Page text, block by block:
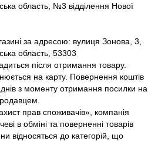
область, №3 відділення Нової
за адресою: вулиця Зонова, 3,
область, 53303
після отримання товару.
на карту. Повернення коштів
з моменту отримання посилки на
прав споживачів», компанія
в обміні та поверненні товарів
відносяться до категорій, що